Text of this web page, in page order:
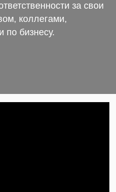
за свои
коллегами,
по бизнесу.